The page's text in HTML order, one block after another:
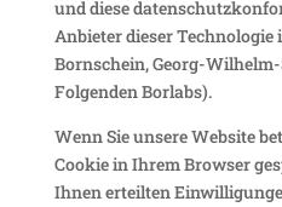
und diese
Anbieter dieser Tech­no­logie
Born­schein, Georg-Wilhelm-
Folgenden Borlabs).
Wenn Sie unsere Website
Cookie in Ihrem Browser
Ihnen erteilten